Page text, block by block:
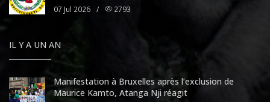
07 Jul 2026 / 2793
IL Y A UN AN
Manifestation à Bruxelles après l’exclusion de
Maurice Kamto, Atanga Nji réagit